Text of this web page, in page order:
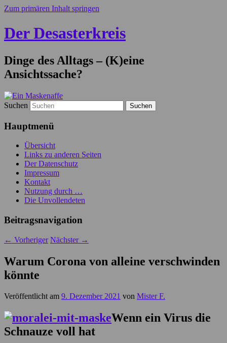
Zum primären Inhalt springen
Der Desasterkreis
Dinge des Alltags – (K)eine
Ansichtssache?
Suchen
Hauptmenü
Übersicht
Links zu anderen Seiten
Der Datenschutz
Impressum
Kontakt
Nutzung durch …
Die Unvollendeten
Beitragsnavigation
← Vorheriger Nächster →
Warum Corona von alleine verschwinden
könnte
Veröffentlicht am 9. Dezember 2021 von Mister F.
Wenn ein Virus die
Schnauze voll hat